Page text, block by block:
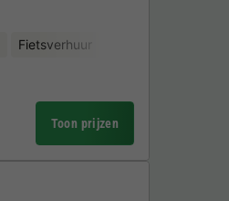
Fietsverhuur
Toon prijzen